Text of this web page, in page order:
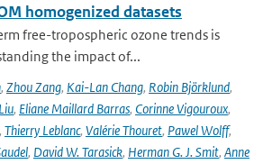
homogenized datasets
free-tropospheric ozone trends is
the impact of...
, Zhou Zang, Kai-Lan Chang, Robin Björklund,
, Eliane Maillard Barras, Corinne Vigouroux,
, Thierry Leblanc, Valérie Thouret, Pawel Wolff,
, David W. Tarasick, Herman G. J. Smit, Anne